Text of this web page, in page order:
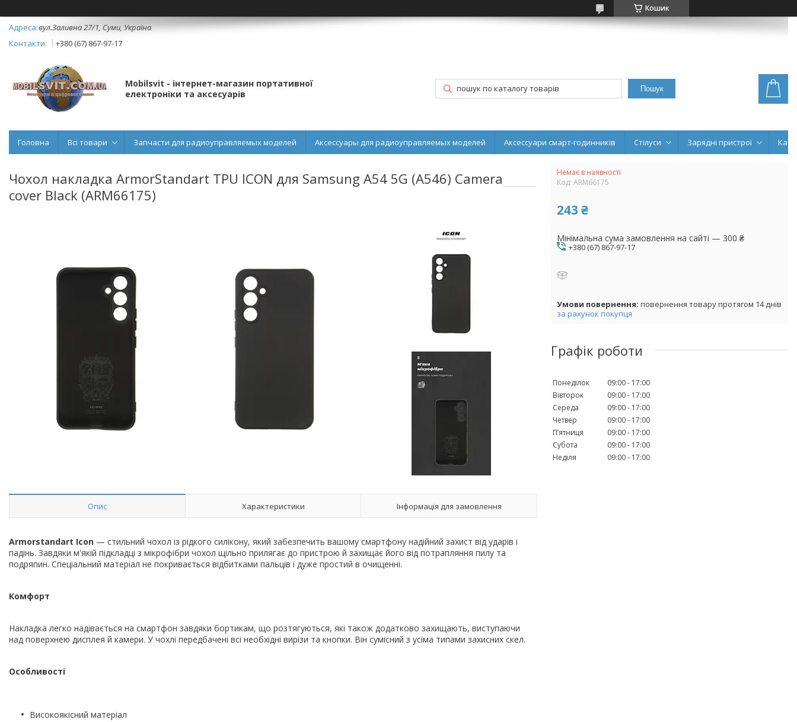
Кошик
вул.Заливна 27/1, Суми, Україна
+380 (67) 867-97-17
Mobilsvit - інтернет-магазин портативної
електроніки та аксесуарів
Пошук
Головна Всі товари Запчасти для радиоуправляемых моделей Аксессуары для радиоуправляемых моделей Аксессуари смарт-годинників Стілуси Зарядні пристрої
Чохол накладка ArmorStandart TPU ICON для Samsung A54 5G (A546) Camera
cover Black (ARM66175)
Опис Характеристики Інформація для замовлення
Armorstandart Icon — стильний чохол із рідкого силікону, який забезпечить вашому смартфону надійний захист від ударів і
падінь. Завдяки м'якій підкладці з мікрофібри чохол щільно прилягає до пристрою й захищає його від потрапляння пилу та
подряпин. Спеціальний матеріал не покривається відбитками пальців і дуже простий в очищенні.
Комфорт
Накладка легко надівається на смартфон завдяки бортикам, що розтягуються, які також додатково захищають, виступаючи
над поверхнею дисплея й камери. У чохлі передбачені всі необхідні вирізи та кнопки. Він сумісний з усіма типами захисних скел.
Особливості
Високоякісний матеріал
Немає в наявності
Код: ARM66175
243 ₴
Мінімальна сума замовлення на сайті — 300 ₴
+380 (67) 867-97-17
повернення товару протягом 14 днів
за рахунок покупця
Графік роботи
Понеділок 09:00
17:00
Вівторок
09:00
17:00
Середа
09:00
17:00
Четвер
09:00
17:00
Пʼятниця
09:00
17:00
Субота
09:00
17:00
Неділя
09:00 17:00